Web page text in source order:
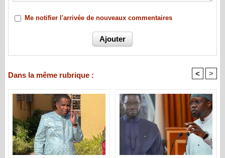
Me notifier l'arrivée de nouveaux commentaires
Dans la même rubrique : < >